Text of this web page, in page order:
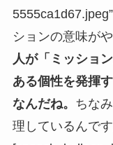
ションの意味が
人が「ミッショ
ある個性を発揮
なんだね。 ちな
理しているんで